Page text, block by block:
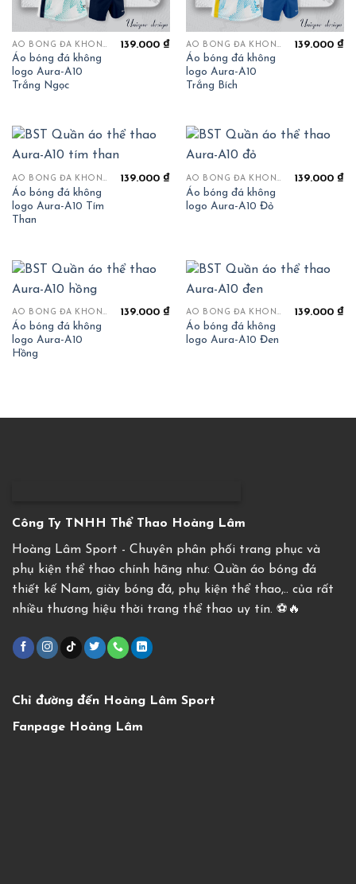
ÁO BÓNG ĐÁ KHÔNG LOGO
Áo bóng đá không
logo Aura-A10
Trắng Ngọc
139.000₫ ÁO BÓNG ĐÁ KHÔNG LOGO
Áo bóng đá không
logo Aura-A10
Trắng Bích
139.000₫
ÁO BÓNG ĐÁ KHÔNG LOGO
Áo bóng đá không
logo Aura-A10 Tím
Than
139.000₫ ÁO BÓNG ĐÁ KHÔNG LOGO
Áo bóng đá không
logo Aura-A10 Đỏ
139.000₫
ÁO BÓNG ĐÁ KHÔNG LOGO
Áo bóng đá không
logo Aura-A10
Hồng
139.000₫ ÁO BÓNG ĐÁ KHÔNG LOGO
Áo bóng đá không
logo Aura-A10 Đen
139.000₫
Công Ty TNHH Thể Thao Hoàng Lâm
Hoàng Lâm Sport - Chuyên phân phối trang phục và
phụ kiện thể thao chính hãng như: Quần áo bóng đá
thiết kế Nam, giày bóng đá, phụ kiện thể thao,.. của rất
nhiều thương hiệu thời trang thể thao uy tín. ⚽️🔥
Chỉ đường đến Hoàng Lâm Sport
Fanpage Hoàng Lâm